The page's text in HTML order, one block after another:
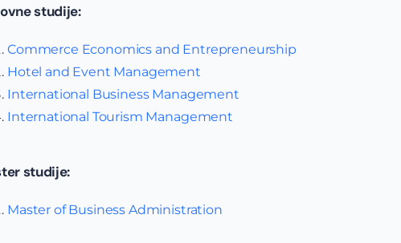
studije:
Commerce Economics and Entrepreneurship
Hotel and Event Management
International Business Management
International Tourism Management
studije:
Master of Business Administration